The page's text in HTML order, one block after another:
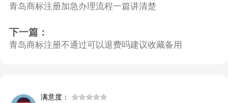
青岛商标注册加急办理流程一篇讲清楚
下一篇：
青岛商标注册不通过可以退费吗建议收藏备用
满意度：